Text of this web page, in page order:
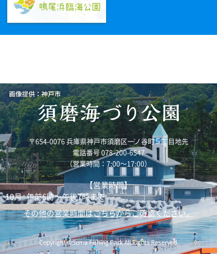
〒654-0076 兵庫県神戸市須磨区一ノ谷町５丁目地先
電話番号 078-200-6547
（営業時間：7:00～17:00）
【営業時間】
10月 午前6時～午後7時まで
その他の営業時間はこちらからご確認ください。
Copyright ©Suma Fishing Park All Rights Reserved.